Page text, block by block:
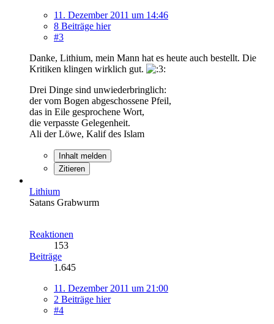
11. Dezember 2011 um 14:46
8 Beiträge hier
#3
Danke, Lithium, mein Mann hat es heute auch bestellt. Die
Kritiken klingen wirklich gut.
Drei Dinge sind unwiederbringlich:
der vom Bogen abgeschossene Pfeil,
das in Eile gesprochene Wort,
die verpasste Gelegenheit.
Ali der Löwe, Kalif des Islam
Inhalt melden
Zitieren
Lithium
Satans Grabwurm
Reaktionen
153
Beiträge
1.645
11. Dezember 2011 um 21:00
2 Beiträge hier
#4